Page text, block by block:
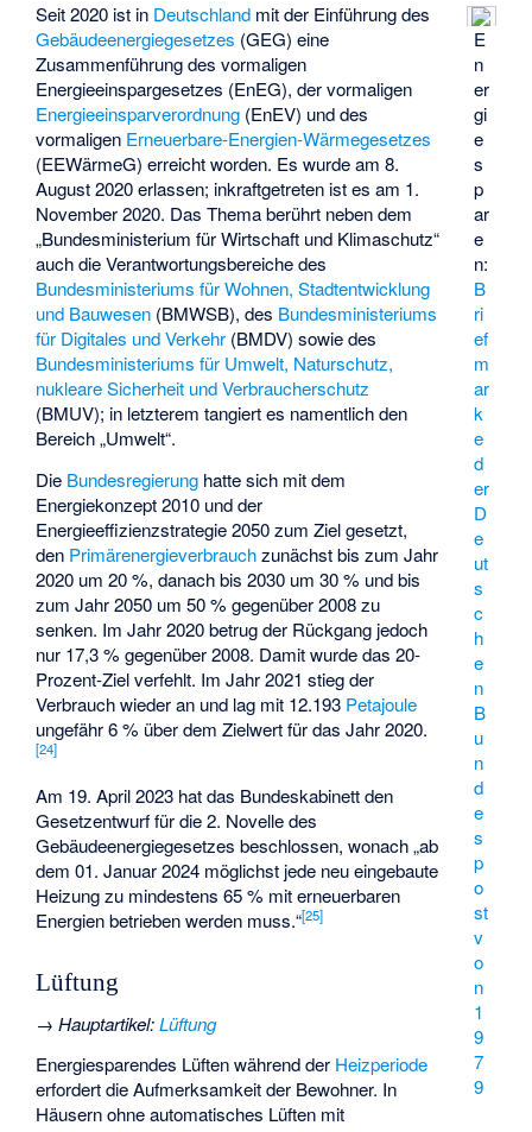
E
n
er
gi
e
s
p
ar
e
n:
B
ri
ef
m
ar
k
e
d
er
D
e
ut
s
c
h
e
n
B
u
n
d
e
s
p
o
st
v
o
n
1
9
7
9
Seit 2020 ist in Deutschland mit der Einführung des
Gebäudeenergiegesetzes (GEG) eine
Zusammenführung des vormaligen
Energieeinspargesetzes (EnEG), der vormaligen
Energieeinsparverordnung (EnEV) und des
vormaligen Erneuerbare-Energien-Wärmegesetzes
(EEWärmeG) erreicht worden. Es wurde am 8.
August 2020 erlassen; inkraftgetreten ist es am 1.
November 2020. Das Thema berührt neben dem
„Bundesministerium für Wirtschaft und Klimaschutz“
auch die Verantwortungsbereiche des
Bundesministeriums für Wohnen, Stadtentwicklung
und Bauwesen (BMWSB), des Bundesministeriums
für Digitales und Verkehr (BMDV) sowie des
Bundesministeriums für Umwelt, Naturschutz,
nukleare Sicherheit und Verbraucherschutz
(BMUV); in letzterem tangiert es namentlich den
Bereich „Umwelt“.
Die Bundesregierung hatte sich mit dem
Energiekonzept 2010 und der
Energieeffizienzstrategie 2050zum Ziel gesetzt,
den Primärenergieverbrauchzunächst bis zum Jahr
2020 um 20 %, danach bis 2030 um 30 % und bis
zum Jahr 2050 um 50 % gegenüber 2008 zu
senken. Im Jahr 2020 betrug der Rückgang jedoch
nur 17,3 % gegenüber 2008. Damit wurde das 20-
Prozent-Ziel verfehlt. Im Jahr 2021 stieg der
Verbrauch wieder an und lag mit 12.193 Petajoule
ungefähr 6 % über dem Zielwert für das Jahr 2020.
[24]
Am 19. April 2023 hat das Bundeskabinett den
Gesetzentwurf für die 2. Novelle des
Gebäudeenergiegesetzes beschlossen, wonach „ab
dem 01. Januar 2024 möglichst jede neu eingebaute
Heizung zu mindestens 65 % mit erneuerbaren
Energien betrieben werden muss.“[25]
Lüftung
→Hauptartikel:Lüftung
Energiesparendes Lüften während der Heizperiode
erfordert die Aufmerksamkeit der Bewohner. In
Häusern ohne automatisches Lüften mit